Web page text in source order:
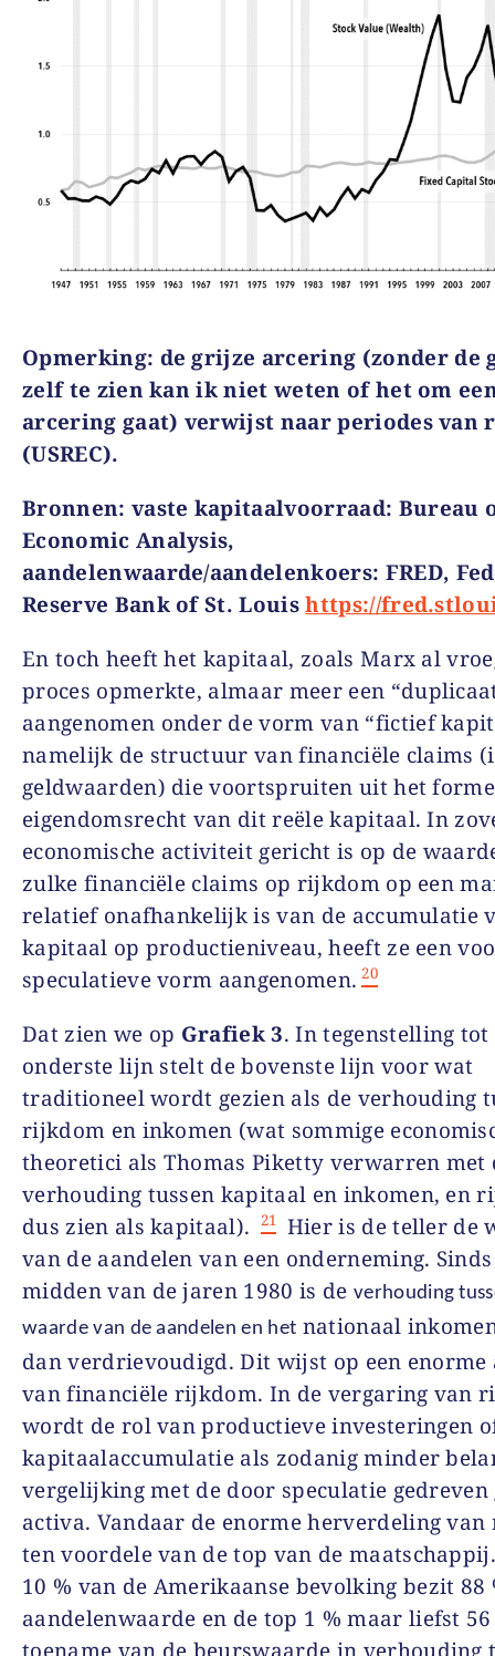
Opmerking: de grijze arcering (zonder de
zelf te zien kan ik niet weten of het om
arcering gaat) verwijst naar periodes van
(USREC).
Bronnen: vaste kapitaalvoorraad: Bureau
Economic Analysis,
aandelenwaarde/aandelenkoers: FRED,
Reserve Bank of St. Louishttps://
En toch heeft het kapitaal, zoals Marx al
proces opmerkte, almaar meer een
aangenomen onder de vorm van “fictief
namelijk de structuur van financiële claims
geldwaarden) die voortspruiten uit het
eigendomsrecht van dit reële kapitaal. In
economische activiteit gericht is op de
zulke financiële claims op rijkdom op een
relatief onafhankelijk is van de accumulatie
kapitaal op productieniveau, heeft ze een
speculatieve vorm aangenomen. 20
Dat zien we op Grafiek 3.Integenstelling tot
onderste lijn stelt de bovenste lijn voor wat
traditioneel wordt gezien als de verhouding
rijkdom en inkomen (wat sommige
theoretici als Thomas Piketty verwarren met
verhouding tussen kapitaal en inkomen, en
duszien als kapitaal). 21 Hier is de teller de
van de aandelen van een onderneming. Sin
midden van de jaren 1980 is de verhouding
waarde van de aandelen en het nationaal
dan verdrievoudigd. Dit wijst op een enorme
van financiële rijkdom. In de vergaring van
wordt de rol van productieveinvesteringen
kapitaalaccumulatie als zodanig minder
vergelijking met de door speculatie
activa. Vandaar de enorme herverdeling
ten voordele van de top van de
10 % van de Amerikaanse bevolking bezit 88
aandelenwaarde en de top 1 % maar liefst 56